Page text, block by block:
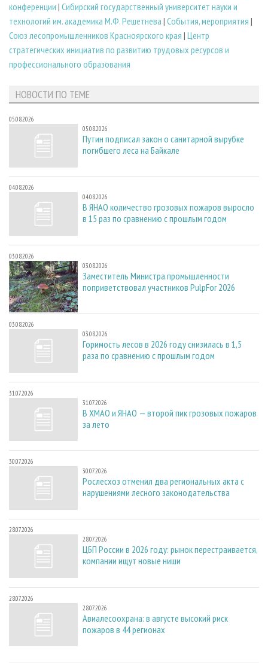
конференции | Сибирский государственный университет науки и
технологий им. академика М.Ф. Решетнева | События, мероприятия |
Союз лесопромышленников Красноярского края | Центр
стратегических инициатив по развитию трудовых ресурсов и
профессионального образования
НОВОСТИ ПО ТЕМЕ
05.08.2026
05.08.2026
Путин подписал закон о санитарной вырубке
погибшего леса на Байкале
04.08.2026
04.08.2026
В ЯНАО количество грозовых пожаров выросло
в 15 раз по сравнению с прошлым годом
03.08.2026
03.08.2026
Заместитель Министра промышленности
поприветствовал участников PulpFor 2026
03.08.2026
03.08.2026
Горимость лесов в 2026 году снизилась в 1,5
раза по сравнению с прошлым годом
31.07.2026
31.07.2026
В ХМАО и ЯНАО — второй пик грозовых пожаров
за лето
30.07.2026
30.07.2026
Рослесхоз отменил два региональных акта с
нарушениями лесного законодательства
28.07.2026
28.07.2026
ЦБП России в 2026 году: рынок перестраивается,
компании ищут новые ниши
28.07.2026
28.07.2026
Авиалесоохрана: в августе высокий риск
пожаров в 44 регионах